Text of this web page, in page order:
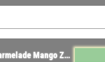
1. Marmelade Mango Zitrone